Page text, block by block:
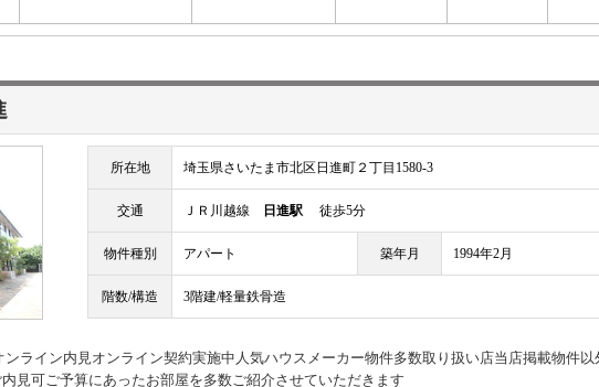
所在地 埼玉県さいたま市北区日進町２丁目1580-3
交通 ＪＲ川越線 日進駅 徒歩5分
物件種別 アパート 築年月 1994年2月
階数/構造 3階建/軽量鉄骨造
ライン内見オンライン契約実施中人気ハウスメーカー物件多数取り扱い店当店掲載物件以
見可ご予算にあったお部屋を多数ご紹介させていただきます